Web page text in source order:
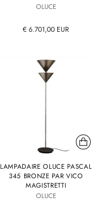
OLUCE
€ 6.701,00 EUR
LAMPADAIRE OLUCE PASCAL
345 BRONZE PAR VICO
MAGISTRETTI
OLUCE